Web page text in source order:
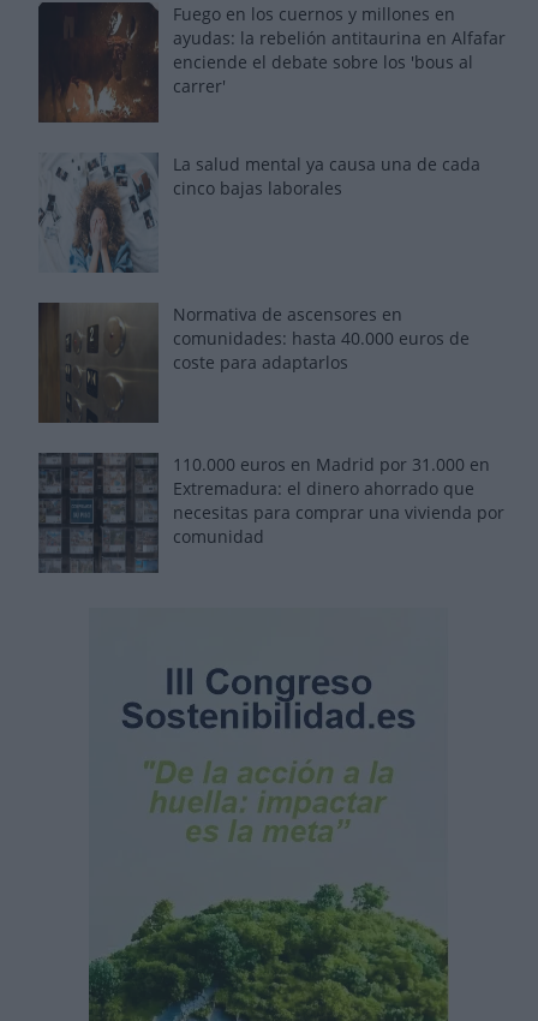
Fuego en los cuernos y millones en
ayudas: la rebelión antitaurina en Alfafar
enciende el debate sobre los 'bous al
carrer'
La salud mental ya causa una de cada
cinco bajas laborales
Normativa de ascensores en
comunidades: hasta 40.000 euros de
coste para adaptarlos
110.000 euros en Madrid por 31.000 en
Extremadura: el dinero ahorrado que
necesitas para comprar una vivienda por
comunidad